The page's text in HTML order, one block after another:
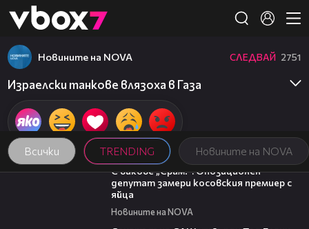
👾
Всички TRENDING Новините на NOVA
Новините на NOVA СЛЕДВАЙ 2751
Израелски танкове влязоха в Газа
01:24
С викове „Срам!“: Опозиционен
депутат замери косовския премиер с
яйца
Новините на NOVA